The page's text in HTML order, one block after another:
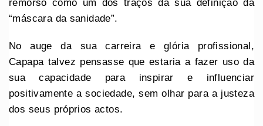
remorso como um dos traços da sua definição da
“máscara da sanidade”.
No auge da sua carreira e glória profissional,
Capapa talvez pensasse que estaria a fazer uso da
sua capacidade para inspirar e influenciar
positivamente a sociedade, sem olhar para a justeza
dos seus próprios actos.